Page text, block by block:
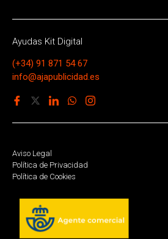
Ayudas Kit Digital
(+34) 91 871 54 67
info@ajapublicidad.es
Aviso Legal
Política de Privacidad
Política de Cookies